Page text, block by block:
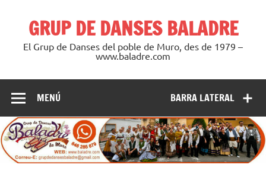
contenidoGRUP DE DANSES BALADRE
El Grup de Danses del poble de Muro, des de 1979 –
www.baladre.com
BARRA LATERAL
MENÚ